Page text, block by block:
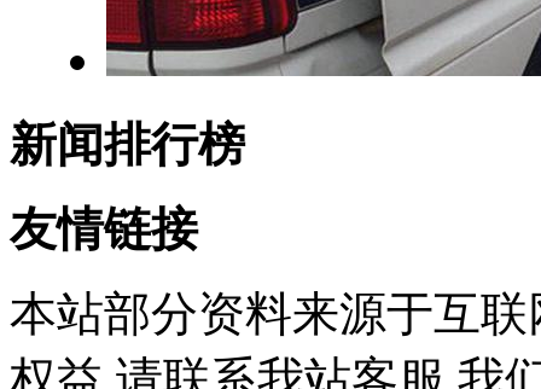
新闻排行榜
友情链接
本站部分资料来源于互